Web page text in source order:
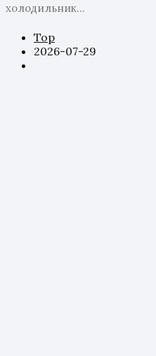
холодильник...
Top
2026-07-29